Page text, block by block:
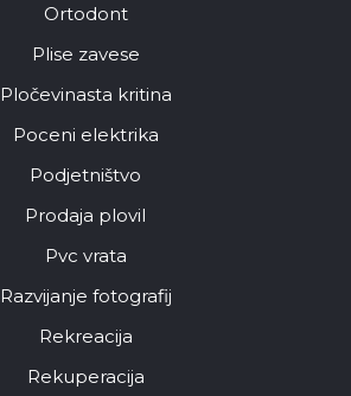
Ortodont
Plise zavese
Pločevinasta kritina
Poceni elektrika
Podjetništvo
Prodaja plovil
Pvc vrata
Razvijanje fotografij
Rekreacija
Rekuperacija